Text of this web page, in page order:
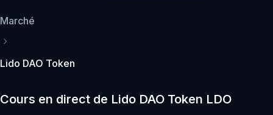
Marché
Lido DAO Token
Cours en direct de Lido DAO Token LDO